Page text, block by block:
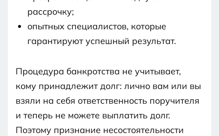
рассрочку;
опытных специалистов, которые
гарантируют успешный результат.
Процедура банкротства не учитывает,
кому принадлежит долг: лично вам или вы
взяли на себя ответственность поручителя
и теперь не можете выплатить долг.
Поэтому признание несостоятельности